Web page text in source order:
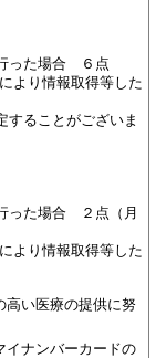
った場合 ６点
より情報取得等した
ることがございま
った場合 ２点（月
より情報取得等した
高い医療の提供に努
イナンバーカードの